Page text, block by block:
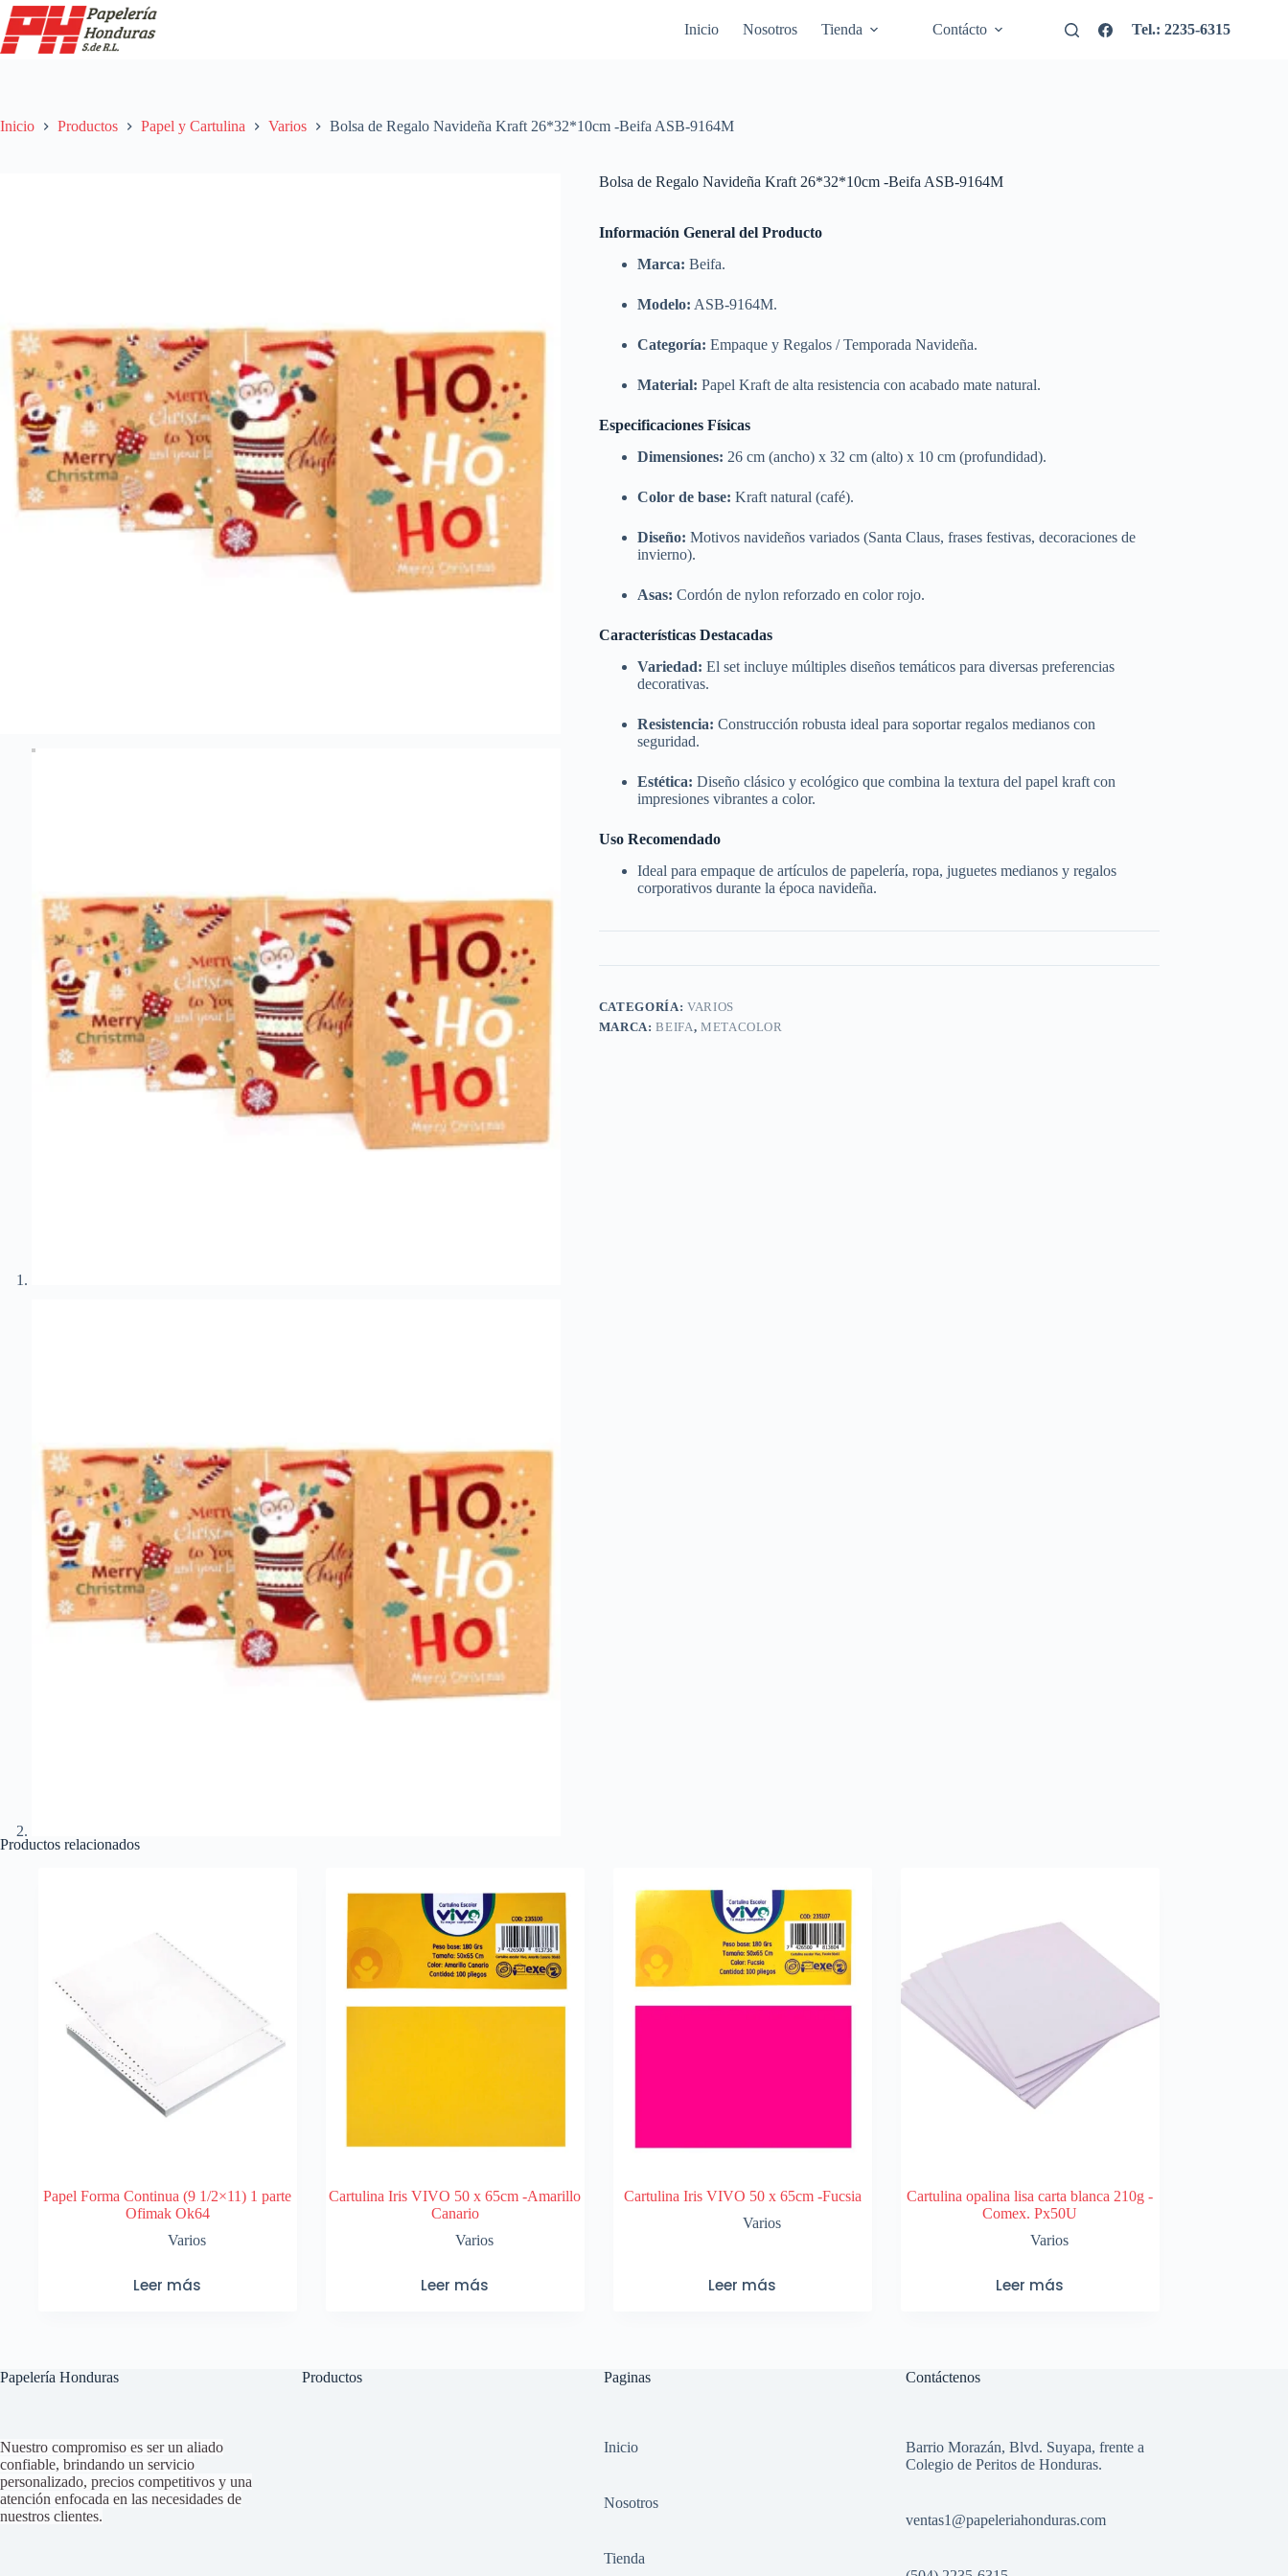
Saltar
al
contenido
Inicio Nosotros Tienda Contácto Tel.: 2235-6315
Inicio Productos Papel y Cartulina Varios Bolsa de Regalo Navideña Kraft 26*32*10cm -Beifa ASB-9164M
Bolsa de Regalo Navideña Kraft 26*32*10cm -Beifa ASB-9164M
Información General del Producto
Marca: Beifa.
Modelo: ASB-9164M.
Categoría: Empaque y Regalos / Temporada Navideña.
Material: Papel Kraft de alta resistencia con acabado mate natural.
Especificaciones Físicas
Dimensiones: 26 cm (ancho) x 32 cm (alto) x 10 cm (profundidad).
Color de base: Kraft natural (café).
Diseño: Motivos navideños variados (Santa Claus, frases festivas, decoraciones de
invierno).
Asas: Cordón de nylon reforzado en color rojo.
Características Destacadas
Variedad: El set incluye múltiples diseños temáticos para diversas preferencias
decorativas.
Resistencia: Construcción robusta ideal para soportar regalos medianos con
seguridad.
Estética: Diseño clásico y ecológico que combina la textura del papel kraft con
impresiones vibrantes a color.
Uso Recomendado
Ideal para empaque de artículos de papelería, ropa, juguetes medianos y regalos
corporativos durante la época navideña.
CATEGORÍA: VARIOS
MARCA:BEIFA, METACOLOR
Productos relacionados
Papel Forma Continua (9 1/2×11) 1 parte
Ofimak Ok64
Varios
Leer más
Cartulina Iris VIVO 50 x 65cm -Amarillo
Canario
Varios
Leer más
Cartulina Iris VIVO 50 x 65cm -Fucsia
Varios
Leer más
Cartulina opalina lisa carta blanca 210g -
Comex. Px50U
Varios
Leer más
Papelería Honduras
Nuestro compromiso es ser un aliado
confiable, brindando un servicio
personalizado, precios competitivos y una
atención enfocada en las necesidades de
nuestros clientes.
Productos Paginas
Inicio
Nosotros
Tienda
Contáctenos
Barrio Morazán, Blvd. Suyapa, frente a
Colegio de Peritos de Honduras.
ventas1 @papeleriahonduras.com